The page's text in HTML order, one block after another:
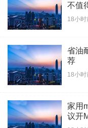
不值
18小时
省油
荐
18小时
家用
议开